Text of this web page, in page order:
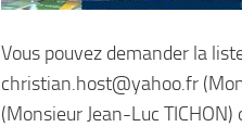
Vous pouvez demander la
christian.host@yahoo.fr
(Monsieur Jean-Luc